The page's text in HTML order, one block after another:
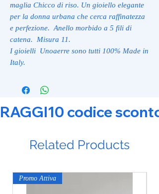
maglia Chicco di riso. Un gioiello elegante
per la donna urbana che cerca raffinatezza
e perfezione. Anello morbido a 5 fili di
catena. Misura 11.
I gioielli Unoaerre sono tutti 100% Made in
Italy.
RAGGI10 codice
Related Products
Promo Attiva